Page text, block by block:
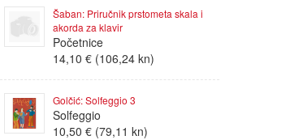
Šaban: Priručnik prstometa skala i
akorda za klavir
Početnice
14,10 € (106,24 kn)
Golčić: Solfeggio 3
Solfeggio
10,50 € (79,11 kn)